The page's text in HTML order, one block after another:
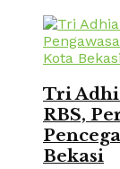
Tri
RBS,
Bekasi